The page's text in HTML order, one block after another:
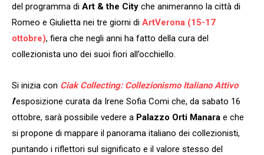
del programma di Art & the City che animeranno la città di
Romeo e Giulietta nei tre giorni di ArtVerona (15-17
ottobre), fiera che negli anni ha fatto della cura del
collezionista uno dei suoi fiori all’occhiello.
Si inizia con Ciak Collecting: Collezionismo Italiano Attivo
l‘esposizione curata da Irene Sofia Comi che, da sabato 16
ottobre, sarà possibile vedere a Palazzo Orti Manara e che
si propone di mappare il panorama italiano dei collezionisti,
puntando i riflettori sul significato e il valore stesso del